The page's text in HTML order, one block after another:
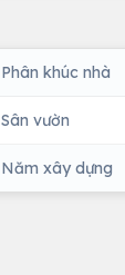
Phân khúc nhà
Sân vườn
Năm xây dựng